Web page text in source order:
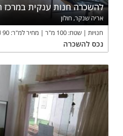
להשכרה חנות ענקית במרכז
אריה שנקר, חולון
חנויות
שטח: 100 מ"ר מחיר למ"ר: 90
נכס להשכרה